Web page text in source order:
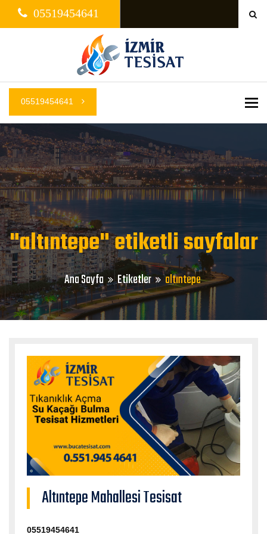
05519454641
05519454641
"altıntepe" etiketli sayfalar
Ana Sayfa Etiketler altıntepe
Altıntepe Mahallesi Tesisat
05519454641